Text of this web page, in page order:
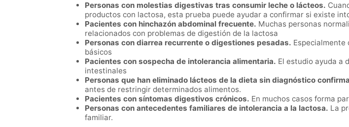
Personas con molestias digestivas tras consumir leche o lácteos.
productos con lactosa, esta prueba puede ayudar a confirmar si existe
Pacientes con hinchazón abdominal frecuente. Muchas personas
relacionados con problemas de digestión de la lactosa
Personas con diarrea recurrente o digestiones pesadas. Especialmente
básicos
Pacientes con sospecha de intolerancia alimentaria. El estudio ayuda a
intestinales
Personas que han eliminado lácteos de la dieta sin diagnóstico
antes de restringir determinados alimentos.
Pacientes con síntomas digestivos crónicos. En muchos casos forma
Personas con antecedentes familiares de intolerancia a la lactosa. La
familiar.